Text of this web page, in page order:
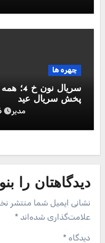
چهره ها
سریال
پخش سریال عید
مدیر
دیدگاهتان را
نشانی ایمیل شما منتشر
علامت‌گذاری شده‌اند *
دیدگاه *